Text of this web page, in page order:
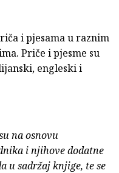
i pjesama u raznim
Priče i pjesme su
engleski i
na osnovu
i njihove dodatne
u sadržaj knjige, te se